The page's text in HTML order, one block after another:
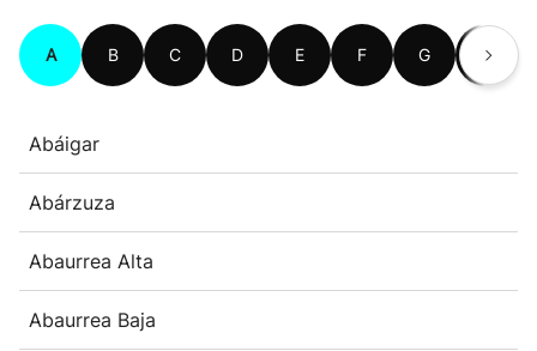
A B C D E F G H
Abáigar
Abárzuza
Abaurrea Alta
Abaurrea Baja